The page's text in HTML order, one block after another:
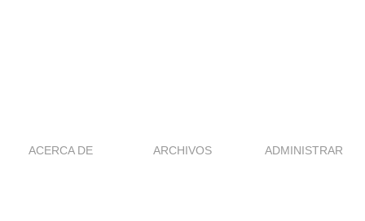
ACERCA DE ARCHIVOS ADMINISTRAR